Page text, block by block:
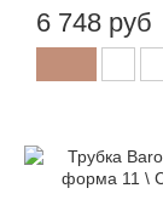
6 748 руб